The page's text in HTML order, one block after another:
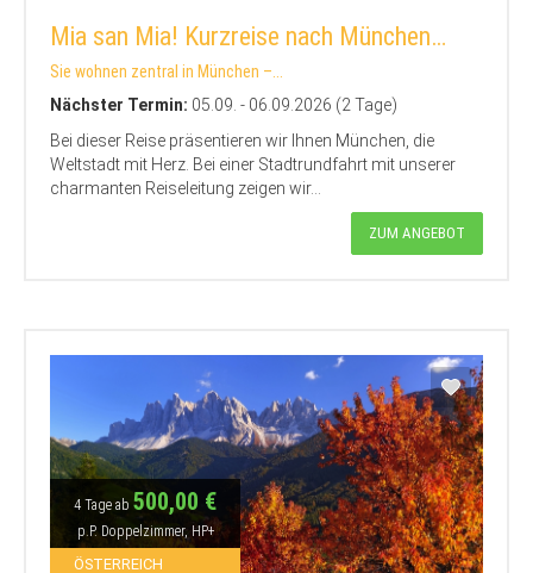
Mia san Mia! Kurzreise nach München…
Sie wohnen zentral in München –...
Nächster Termin: 05.09. - 06.09.2026 (2 Tage)
Bei dieser Reise präsentieren wir Ihnen München, die
Weltstadt mit Herz. Bei einer Stadtrundfahrt mit unserer
charmanten Reiseleitung zeigen wir...
ZUM ANGEBOT
4 Tage ab 500,00 €
p.P. Doppelzimmer, HP+
ÖSTERREICH